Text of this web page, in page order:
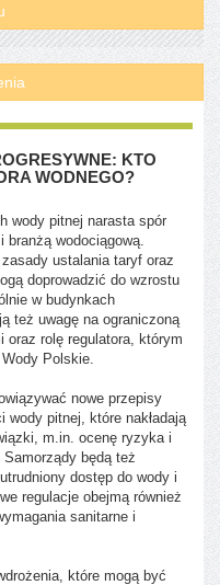
KTO
WODNEGO?
wody pitnej narasta spór
wodociągową.
ustalania taryf oraz
doprowadzić do wzrostu
w budynkach
też uwagę na ograniczoną
oraz rolę regulatora, którym
Polskie.
nowe przepisy
pitnej, które nakładają
m.in. ocenę ryzyka i
będą też
dostęp do wody i
regulacje obejmą również
sanitarne i
które mogą być